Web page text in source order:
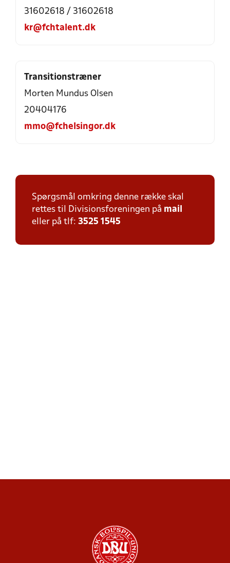
31602618 / 31602618
kr@fchtalent.dk
Transitionstræner
Morten Mundus Olsen
20404176
mmo@fchelsingor.dk
Spørgsmål omkring denne række skal
rettes til Divisionsforeningen på mail
eller på tlf: 3525 1545